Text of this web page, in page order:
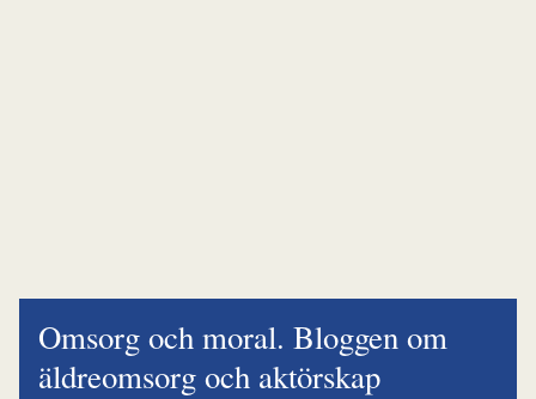
Omsorg och moral. Bloggen om
äldreomsorg och aktörskap